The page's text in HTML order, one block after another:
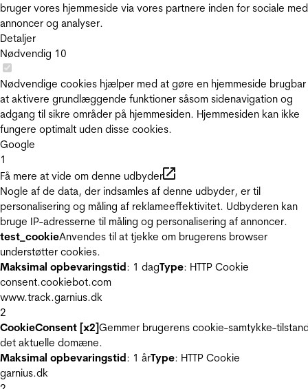
bruger vores hjemmeside via vores partnere inden for sociale
annoncer og analyser.
Detaljer
Nødvendig 10
Nødvendige cookies hjælper med at gøre en hjemmeside
at aktivere grundlæggende funktioner såsom sidenavigation og
adgang til sikre områder på hjemmesiden. Hjemmesiden kan ikke
fungere optimalt uden disse cookies.
Google
1
Få mere at vide om denne udbyder
Nogle af de data, der indsamles af denne udbyder, er til
personalisering og måling af reklameeffektivitet. Udbyderen kan
bruge IP-adresserne til måling og personalisering af annoncer.
test_cookieAnvendes til at tjekke om brugerens browser
understøtter cookies.
Maksimal opbevaringstid: 1 dagType: HTTP Cookie
consent.cookiebot.com
www.track.garnius.dk
2
CookieConsent [x2]Gemmer brugerens cookie-samtykke-
det aktuelle domæne.
Maksimal opbevaringstid: 1 årType: HTTP Cookie
garnius.dk